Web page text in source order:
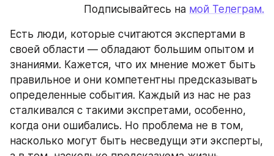
Подписывайтесь на мой Телеграм.
Есть люди, которые считаются экспертами в
своей области — обладают большим опытом и
знаниями. Кажется, что их мнение может быть
правильное и они компетентны предсказывать
определенные события. Каждый из нас не раз
сталкивался с такими экспретами, особенно,
когда они ошибались. Но проблема не в том,
насколько могут быть несведущи эти эксперты,